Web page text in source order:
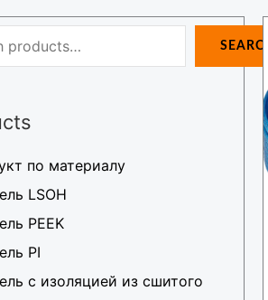
SEARCH
по материалу
LSOH
PEEK
PI
с изоляцией из сшитого